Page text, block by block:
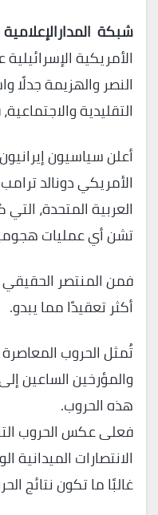
شبكة المدارالإعلامية
الأمريكية
النصر والهزيمة جدلًا
التقليدية
أعلن سياسيون
الأمريكي دونالد
العربية المتحدة،
تشن أي عمليات
فمن المنتصر
أكثر تعقيدًا مما يبدو.
تُمثل الحروب المعاصرة
والمؤرخين الساعين
هذه الحروب.
فعلى عكس الحروب
الانتصارات
غالبًا ما تكون نتائج